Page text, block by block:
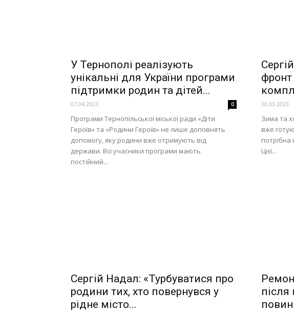
У Тернополі реалізують
унікальні для України програми
підтримки родин та дітей...
07.04.2023 0
Програми Тернопільської міської ради «Діти
Героїв» та «Родини Героїв» не лише доповнять
допомогу, яку родини вже отримують від
держави. Всі учасники програми мають
постійний...
30.03.2023
Зима та
вже
потрібна
Цієї...
Сергій Надал: «Турбуватися про
родини тих, хто повернувся у
рідне місто...
після